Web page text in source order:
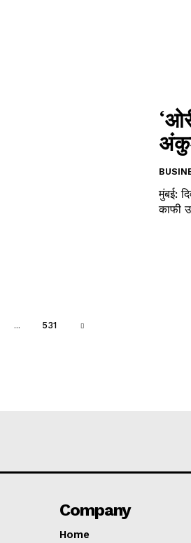
मुंबई:
काफी
... 531
Company
Home